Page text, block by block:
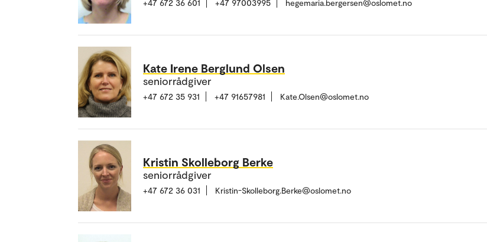
+47 672 36 601 +47 97003995 hegemaria.bergersen@oslomet.no
Kate Irene Berglund Olsen
seniorrådgiver
+47 672 35 931 +47 91657981 Kate.Olsen@oslomet.no
Kristin Skolleborg Berke
seniorrådgiver
+47 672 36 031 Kristin-Skolleborg.Berke@oslomet.no